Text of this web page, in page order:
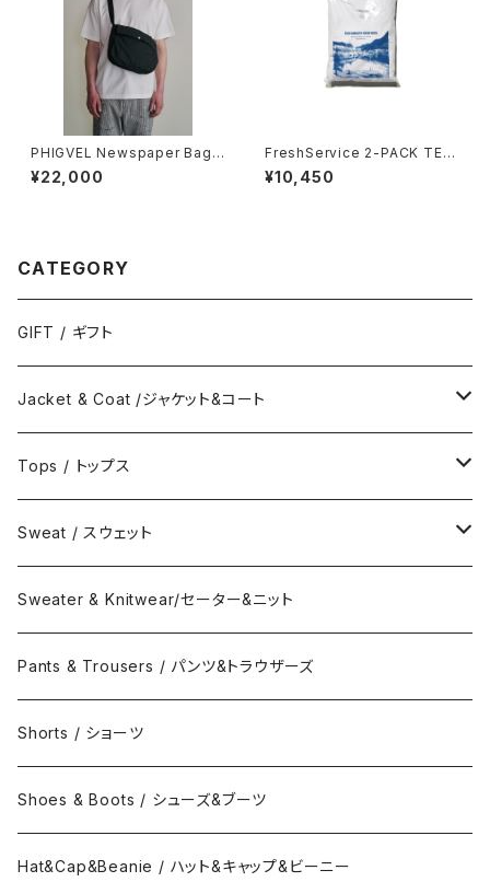
PHIGVEL Newspaper Bag
(Small)
¥22,000
FreshService 2-PACK TEC
H SMOOTH CREW NECK
¥10,450
CATEGORY
GIFT / ギフト
Jacket & Coat /ジャケット&コート
Jacket / ジャケット
Coat / コート
Tops / トップス
Shirts / シャツ
Collar Long Shirt / 襟付き長袖シャツ
Collar Short Shirt / 襟付き半袖シャツ
T-Shirts / Tシャツ
Long Sleeve Tee / 長袖Tシャツ
Short Sleeve Tee / 半袖Tシャツ
Sweat / スウェット
Crew Neck Sweat /クルーネックスウェット
Turtle Neck Sweat/タートルネックスウェット
Hood Sweat / フードスウェット
Sweater & Knitwear/セーター&ニット
Pants & Trousers / パンツ&トラウザーズ
Shorts / ショーツ
Shoes & Boots / シューズ&ブーツ
Hat&Cap&Beanie / ハット&キャップ&ビーニー